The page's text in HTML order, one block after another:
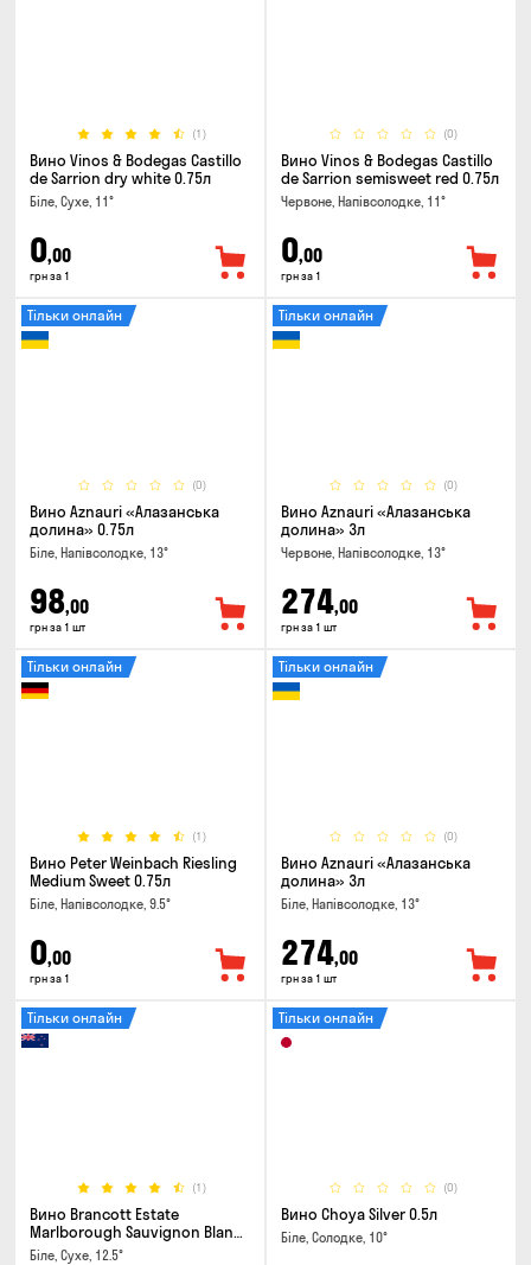
(1)
Вино Vinos & Bodegas Castillo
de Sarrion dry white 0.75л
Біле, Сухе, 11°
0,00
грн за 1
(0)
Вино Vinos & Bodegas Castillo
de Sarrion semisweet red 0.75л
Червоне, Напівсолодке, 11°
0,00
грн за 1
(0)
Тільки онлайн
Вино Aznauri «Алазанська
долина» 0.75л
Біле, Напівсолодке, 13°
98,00
грн за 1 шт
(0)
Тільки онлайн
Вино Aznauri «Алазанська
долина» 3л
Червоне, Напівсолодке, 13°
274,00
грн за 1 шт
(1)
Тільки онлайн
Вино Peter Weinbach Riesling
Medium Sweet 0.75л
Біле, Напівсолодке, 9.5°
0,00
грн за 1
(0)
Тільки онлайн
Вино Aznauri «Алазанська
долина» 3л
Біле, Напівсолодке, 13°
274,00
грн за 1 шт
(1)
Тільки онлайн
Вино Brancott Estate
Marlborough Sauvignon Blanc
0.75л
Біле, Сухе, 12.5°
(0)
Тільки онлайн
Вино Choya Silver 0.5л
Біле, Солодке, 10°